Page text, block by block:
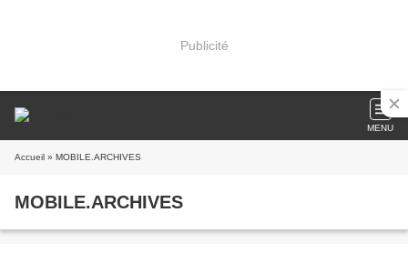
Publicité
MENU
Accueil » MOBILE.ARCHIVES
MOBILE.ARCHIVES